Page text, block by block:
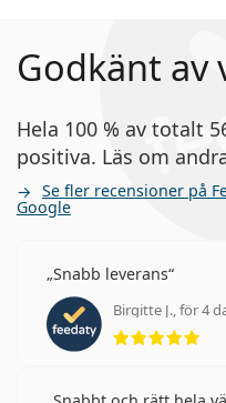
Godkänt av
Hela 100 % av totalt
positiva. Läs om
Se fler recensioner på
Google
Snabb leverans
Birgitte J., för 4